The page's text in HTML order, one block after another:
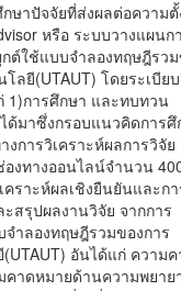
ษาปัจจัยที่ส่งผลต่อความตั้
หรือ ระบบวางแผนก
ต์ใช้แบบจำลองทฤษฎีรว
ลยี(UTAUT) โดยระเบีย
1)การศึกษา และทบทวน
ด้มาซึ่งกรอบแนวคิดการศึ
การวิเคราะห์ผลการวิจัย
งทางออนไลน์จำนวน
ราะห์ผลเชิงยืนยันและก
สรุปผลงานวิจัย จากการ
ำลองทฤษฎีรวมของการ
อันได้แก่ ความ
าดหมายด้านความพยาย